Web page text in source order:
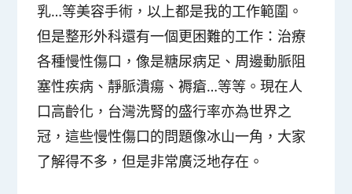
乳…等美容手術，以上都是我的工作範圍。
但是整形外科還有一個更困難的工作：治療
各種慢性傷口，像是糖尿病足、周邊動脈阻
塞性疾病、靜脈潰瘍、褥瘡…等等。現在人
口高齡化，台灣洗腎的盛行率亦為世界之
冠，這些慢性傷口的問題像冰山一角，大家
了解得不多，但是非常廣泛地存在。